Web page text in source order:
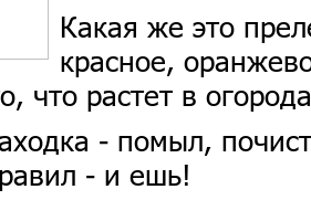
Какая же это
красное,
что растет в
- помыл,
- и ешь!